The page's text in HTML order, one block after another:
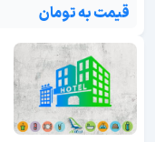
قیمت به تومان